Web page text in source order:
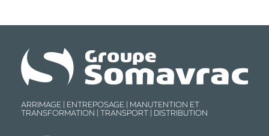
ARRIMAGE | ENTREPOSAGE | MANUTENTION ET
TRANSFORMATION | TRANSPORT | DISTRIBUTION